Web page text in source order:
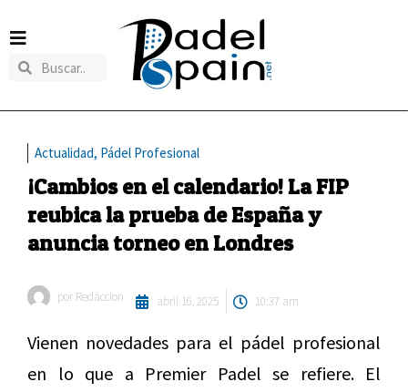
Actualidad, Pádel Profesional
¡Cambios en el calendario! La FIP
reubica la prueba de España y
anuncia torneo en Londres
por Redaccion abril 16, 2025 10:37 am
Vienen novedades para el pádel profesional
en lo que a Premier Padel se refiere. El